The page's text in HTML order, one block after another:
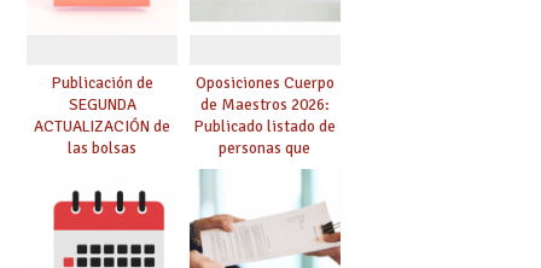
Publicación de
SEGUNDA
ACTUALIZACIÓN de
las bolsas
Cuerpo de Maestros
de especialidades
convocadas a
oposición
Oposiciones Cuerpo
de Maestros 2026:
Publicado listado de
personas que
adquieren nueva
especialidad